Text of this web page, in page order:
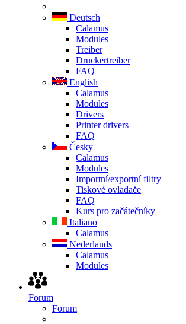
Deutsch
Calamus
Modules
Treiber
Druckertreiber
FAQ
English
Calamus
Modules
Drivers
Printer drivers
FAQ
Česky
Calamus
Modules
Importní/exportní filtry
Tiskové ovladače
FAQ
Kurs pro začátečníky
Italiano
Calamus
Nederlands
Calamus
Modules
Forum
Forum